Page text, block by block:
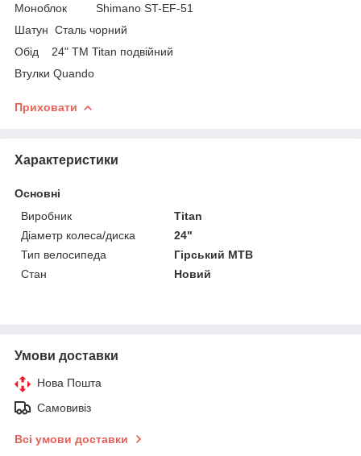
Моноблок Shimano ST-EF-51
Шатун Сталь чорний
Обід 24" TM Titan подвійний
Втулки Quando
Приховати
Характеристики
Основні
Виробник
Titan
Діаметр колеса/диска
24"
Тип велосипеда
Гірський MTB
Стан
Новий
Умови доставки
Нова Пошта
Самовивіз
Всі умови доставки